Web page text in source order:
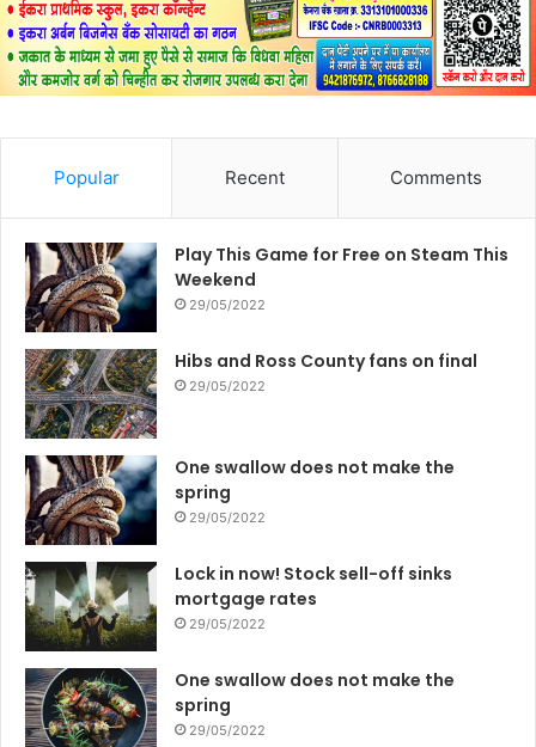
Popular Recent Comments
Play This Game for Free on Steam This
Weekend
29/05/2022
Hibs and Ross County fans on final
29/05/2022
One swallow does not make the
spring
29/05/2022
Lock in now! Stock sell-off sinks
mortgage rates
29/05/2022
One swallow does not make the
spring
29/05/2022